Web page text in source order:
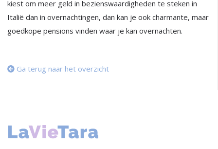
kiest om meer geld in bezienswaardigheden te steken in
Italië dan in overnachtingen, dan kan je ook charmante, maar
goedkope pensions vinden waar je kan overnachten.
Ga terug naar het overzicht